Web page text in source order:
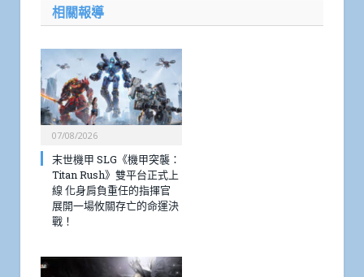
相關報導
07/08/2026
末世機甲 SLG《機甲突襲：
Titan Rush》雙平台正式上
線 化身肩負重任的指揮官
展開一場攸關存亡的命運決
戰！